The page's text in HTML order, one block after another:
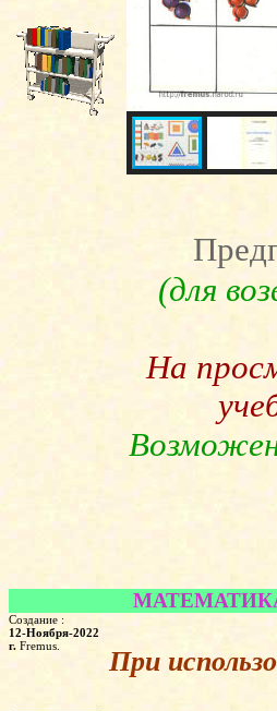
(для
На
МАТЕМАТИКА
Создание :
12-Ноября-2022
г. Fremus.
При